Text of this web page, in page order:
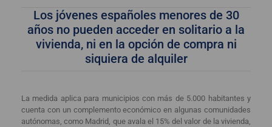
Los jóvenes españoles menores de 30
años no pueden acceder en solitario a la
vivienda, ni en la opción de compra ni
siquiera de alquiler
La medida aplica para municipios con más de 5.000 habitantes y
cuenta con un complemento económico en algunas comunidades
autónomas, como Madrid, que avala el 15% del valor de la vivienda,